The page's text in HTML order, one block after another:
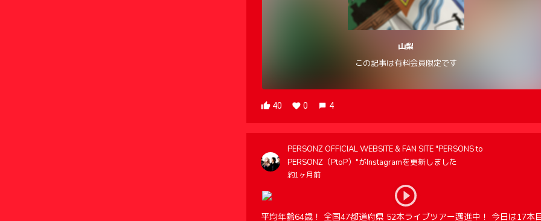
山梨
この記事は有料会員限定です
40 0 4
PERSONZ OFFICIAL WEBSITE & FAN SITE "PERSONS to
PERSONZ（PtoP）"がInstagramを更新しました
約1ヶ月前
平均年齢64歳！ 全国47都道府県 52本ライブツアー邁進中！ 今日は17本